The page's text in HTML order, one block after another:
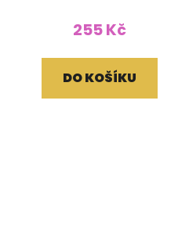
255 Kč
DO KOŠÍKU